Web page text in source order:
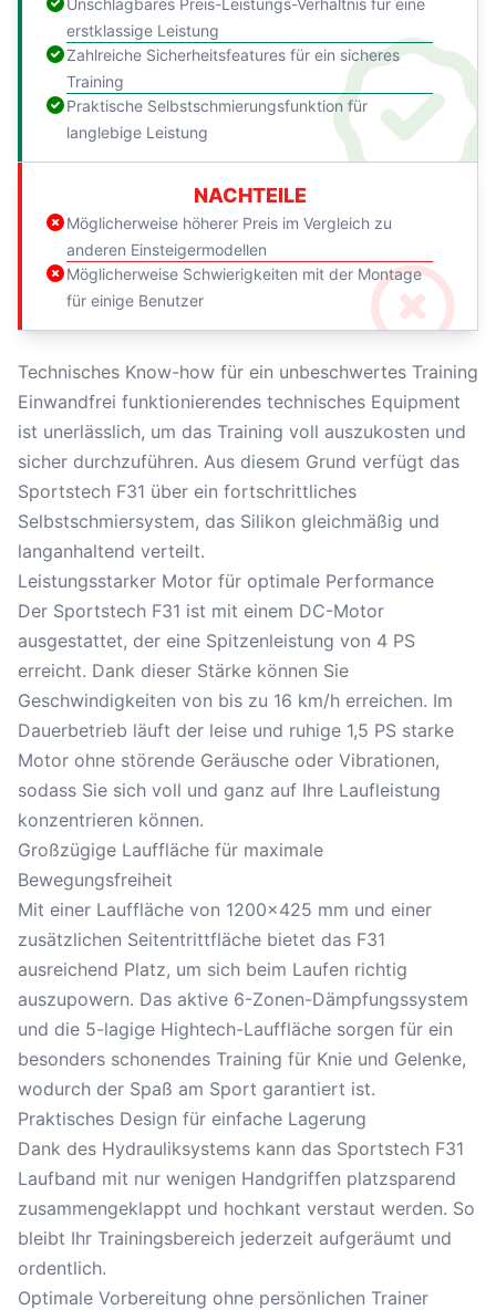
Unschlagbares Preis-Leistungs-Verhältnis für eine
erstklassige Leistung
Zahlreiche Sicherheitsfeatures für ein sicheres
Training
Praktische Selbstschmierungsfunktion für
langlebige Leistung
NACHTEILE
Möglicherweise höherer Preis im Vergleich zu
anderen Einsteigermodellen
Möglicherweise Schwierigkeiten mit der Montage
für einige Benutzer
Technisches Know-how für ein unbeschwertes Training
Einwandfrei funktionierendes technisches Equipment
ist unerlässlich, um das Training voll auszukosten und
sicher durchzuführen. Aus diesem Grund verfügt das
Sportstech F31 über ein fortschrittliches
Selbstschmiersystem, das Silikon gleichmäßig und
langanhaltend verteilt.
Leistungsstarker Motor für optimale Performance
Der Sportstech F31 ist mit einem DC-Motor
ausgestattet, der eine Spitzenleistung von 4 PS
erreicht. Dank dieser Stärke können Sie
Geschwindigkeiten von bis zu 16 km/h erreichen. Im
Dauerbetrieb läuft der leise und ruhige 1,5 PS starke
Motor ohne störende Geräusche oder Vibrationen,
sodass Sie sich voll und ganz auf Ihre Laufleistung
konzentrieren können.
Großzügige Lauffläche für maximale
Bewegungsfreiheit
Mit einer Lauffläche von 1200x425 mm und einer
zusätzlichen Seitentrittfläche bietet das F31
ausreichend Platz, um sich beim Laufen richtig
auszupowern. Das aktive 6-Zonen-Dämpfungssystem
und die 5-lagige Hightech-Lauffläche sorgen für ein
besonders schonendes Training für Knie und Gelenke,
wodurch der Spaß am Sport garantiert ist.
Praktisches Design für einfache Lagerung
Dank des Hydrauliksystems kann das Sportstech F31
Laufband mit nur wenigen Handgriffen platzsparend
zusammengeklappt und hochkant verstaut werden. So
bleibt Ihr Trainingsbereich jederzeit aufgeräumt und
ordentlich.
Optimale Vorbereitung ohne persönlichen Trainer